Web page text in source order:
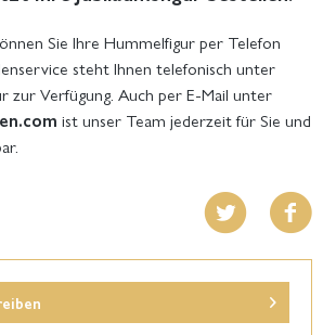
Sie Ihre Hummelfigur per Telefon
steht Ihnen telefonisch unter
zur Verfügung. Auch per E-Mail unter
ist unser Team jederzeit für Sie und